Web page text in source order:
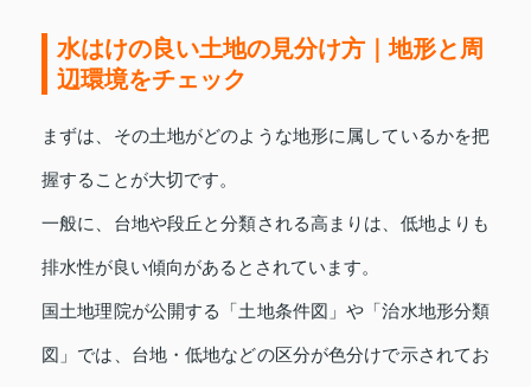
水はけの良い土地の見分け方｜地形と周
辺環境をチェック
まずは、その土地がどのような地形に属しているかを把
握することが大切です。
一般に、台地や段丘と分類される高まりは、低地よりも
排水性が良い傾向があるとされています。
国土地理院が公開する「土地条件図」や「治水地形分類
図」では、台地・低地などの区分が色分けで示されてお